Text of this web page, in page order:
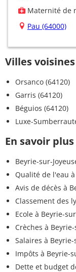
Maternité de
Pau (64000)
Villes
Orsanco (64120)
Garris (64120)
Béguios (64120)
Luxe-
En savoir
Beyrie-sur-
Qualité de l'eau
Avis de décès à
Classement des
Ecole à Beyrie-
Crèches à
Salaires à Beyrie-
Impôts à Beyrie-
Dette et budget